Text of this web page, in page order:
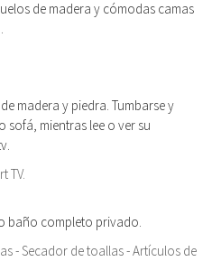
de madera y cómodas camas
madera y piedra. Tumbarse y
sofá, mientras lee o ver su
TV.
baño completo privado.
- Secador de toallas - Artículos de